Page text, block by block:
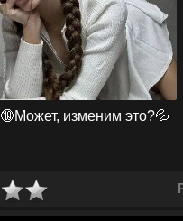
🔞Может, изменим это?💦